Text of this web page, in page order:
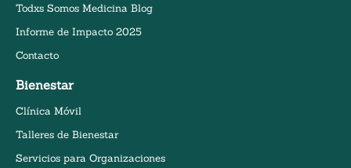
Todxs Somos Medicina Blog
Informe de Impacto 2025
Contacto
Bienestar
Clínica Móvil
Talleres de Bienestar
Servicios para Organizaciones